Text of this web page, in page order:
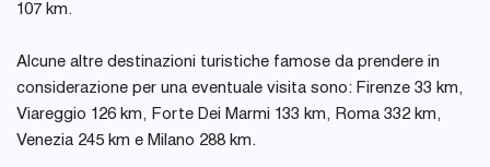
107 km.
Alcune altre destinazioni turistiche famose da prendere in
considerazione per una eventuale visita sono: Firenze 33 km,
Viareggio 126 km, Forte Dei Marmi 133 km, Roma 332 km,
Venezia 245 km e Milano 288 km.